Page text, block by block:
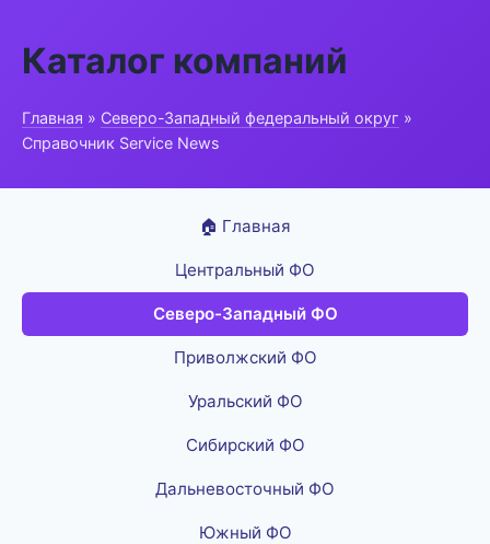
Каталог компаний
Главная » Северо-Западный федеральный округ »
Справочник Service News
🏠 Главная
Центральный ФО
Северо-Западный ФО
Приволжский ФО
Уральский ФО
Сибирский ФО
Дальневосточный ФО
Южный ФО